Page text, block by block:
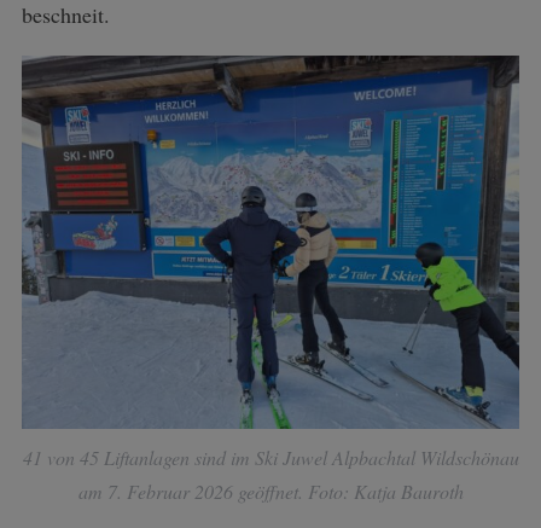
beschneit.
41 von 45 Liftanlagen sind im Ski Juwel Alpbachtal Wildschönau
am 7. Februar 2026 geöffnet. Foto: Katja Bauroth